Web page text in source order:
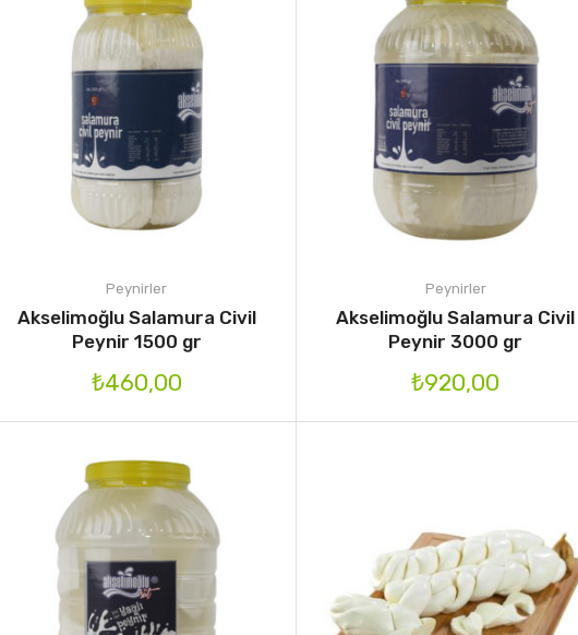
Peynirler
Akselimoğlu Salamura Civil
Peynir 1500 gr
₺460,00
Peynirler
Akselimoğlu Salamura Civil
Peynir 3000 gr
₺920,00